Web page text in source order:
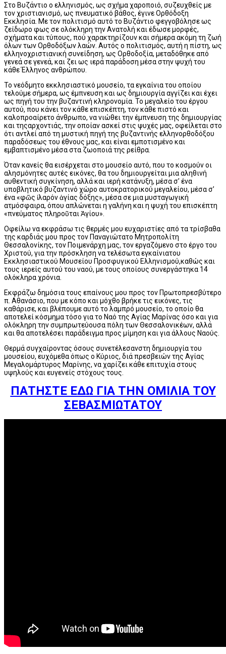
Στο Βυζάντιο ο ελληνισμός, ως σχήμα χαροποιό, συζευχθείς με
τον χριστιανισμό, ως πνευματικό βάθος, έγινε Ορθόδοξη
Εκκλησία. Με τον πολιτισμό αυτό το Βυζάντιο φεγγοβόλησε ως
ζείδωρο φως σε ολόκληρη την Ανατολή και έδωσε μορφές,
σχήματα και τύπους, πού χαρακτηρίζουν και σήμερα ακόμη τη ζωή
όλων των Ορθοδόξων λαών. Αυτός ο πολιτισμός, αυτή η πίστη, ως
ελληνοχριστιανική συνείδηση, ως Ορθοδοξία, μεταδόθηκε από
γενεά σε γενεά, και ζει ως ιερά παράδοση μέσα στην ψυχή του
κάθε Έλληνος ανθρώπου.
Το νεόδμητο εκκλησιαστικό μουσείο, τα εγκαίνια του οποίου
τελούμε σήμερα, ως έμπνευση και ως δημιουργία αγγίζει και έχει
ως πηγή του την βυζαντινή κληρονομία. Το μεγαλείο του έργου
αυτού, που κάνει τον κάθε επισκέπτη, τον κάθε πιστό και
καλοπροαίρετο άνθρωπο, να νιώθει την έμπνευση της δημιουργίας
και τηςαρχοντιάς, την οποίαν ασκεί στις ψυχές μας, οφείλεται στο
ότι αντλεί από τη μυστική πηγή της βυζαντινής ελληνορθοδόξου
παραδόσεως του έθνους μας, και είναι εμποτισμένο και
εμβαπτισμένο μέσα στα ζωοποιά της ρείθρα.
Όταν κανείς θα εισέρχεται στο μουσείο αυτό, που το κοσμούν οι
αλησμόνητες αυτές εικόνες, θα του δημιουργείται μια αληθινή
αυθεντική συγκίνηση, αλλά και ιερή κατάνυξη, μέσα σ’ ένα
υποβλητικό βυζαντινό χώρο αυτοκρατορικού μεγαλείου, μέσα σ’
ένα «φῶς ἱλαρόν ἁγίας δόξης», μέσα σε μια μυσταγωγική
ατμόσφαιρα, όπου απλώνεται η γαλήνη και η ψυχή του επισκέπτη
«πνεύματος πληροῦται Ἁγίου».
Οφείλω να εκφράσω τις θερμές μου ευχαριστίες από τα τρίσβαθα
της καρδιάς μου προς τον Παναγιώτατο Μητροπολίτη
Θεσσαλονίκης, τον Ποιμενάρχη μας, τον εργαζόμενο στο έργο του
Χριστού, για την πρόσκληση να τελέσωτα εγκαίνιατου
Εκκλησιαστικού Μουσείου Προσφυγικού Ελληνισμού,καθώς και
τους ιερείς αυτού του ναού, με τους οποίους συνεργάστηκα 14
ολόκληρα χρόνια.
Εκφράζω δημόσια τους επαίνους μου προς τον Πρωτοπρεσβύτερο
π. Αθανάσιο, που με κόπο και μόχθο βρήκε τις εικόνες, τις
καθάρισε, και βλέπουμε αυτό το λαμπρό μουσείο, το οποίο θα
αποτελεί κόσμημα τόσο για το Ναό της Αγίας Μαρίνας όσο και για
ολόκληρη την συμπρωτεύουσα πόλη των Θεσσαλονικέων, αλλά
και θα αποτελέσει παράδειγμα προς μίμηση και για άλλους Ναούς.
Θερμά συγχαίροντας όσους συνετέλεσανστη δημιουργία του
μουσείου, ευχόμεθα όπως ο Κύριος, διά πρεσβειών της Αγίας
Μεγαλομάρτυρος Μαρίνης, να χαρίζει κάθε επιτυχία στους
υψηλούς και ευγενείς στόχους τους.
ΠΑΤΗΣΤΕ ΕΔΩ ΓΙΑ ΤΗΝ ΟΜΙΛΙΑ ΤΟΥ
ΣΕΒΑΣΜΙΩΤΑΤΟΥ